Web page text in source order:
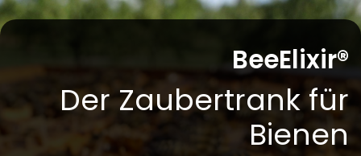
BeeElixir®
Der Zaubertrank für
Bienen